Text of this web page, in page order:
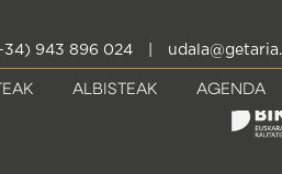
943 896 024
ALBISTEAK AGENDA